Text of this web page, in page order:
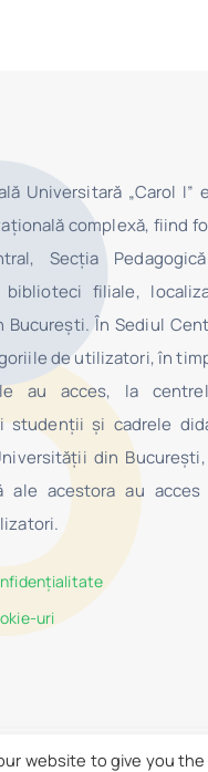
Universitară „Carol I”
complexă, fiind
Secţia
biblioteci filiale,
Bucureşti. În Sediul
de utilizatori, în
au acces, la
studenţii şi cadrele
din
ale acestora au acces
uri
website to give you